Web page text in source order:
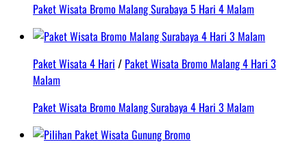
Paket Wisata Bromo Malang Surabaya 5 Hari 4 Malam
Paket Wisata 4 Hari / Paket Wisata Bromo Malang 4 Hari 3
Malam
Paket Wisata Bromo Malang Surabaya 4 Hari 3 Malam